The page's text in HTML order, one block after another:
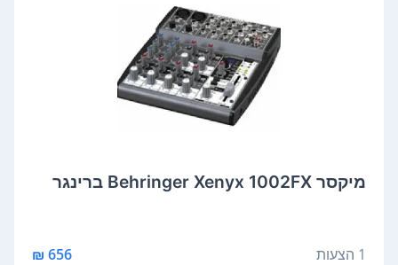
‏מיקסר Behringer Xenyx 1002FX ברינגר
1 הצעות 656 ₪